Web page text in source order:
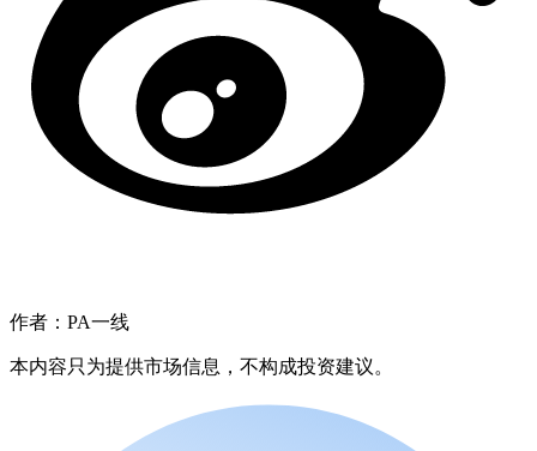
作者：PA一线
本内容只为提供市场信息，不构成投资建议。